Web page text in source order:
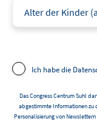
Ich habe die
Das Congress Centrum Suhl
abgestimmte Informationen zu
Personalisierung von